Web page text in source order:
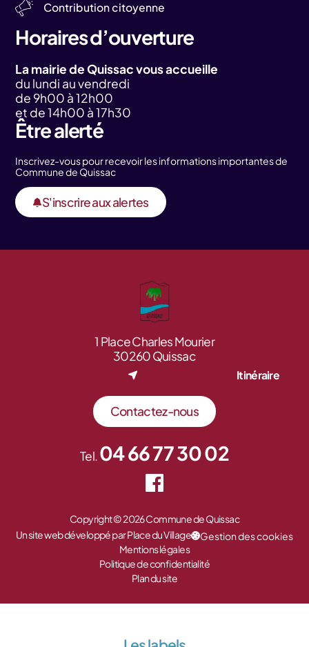
Contribution citoyenne
Horaires d’ouverture
La mairie de Quissac vous accueille
du lundi au vendredi
de 9h00 à 12h00
et de 14h00 à 17h30
Être alerté
Inscrivez-vous pour recevoir les informations importantes de
Commune de Quissac
S'inscrire aux alertes
1 Place Charles Mourier
30260 Quissac
Itinéraire
Contactez-nous
Tel.04 66 77 30 02
Copyright © 2026 Commune de Quissac
Un site web développé par Place du Village
Gestion des cookies
Mentions légales
Politique de confidentialité
Plan du site